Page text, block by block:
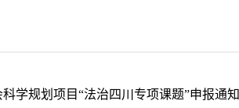
学规划项目“法治四川专项课题”申报通知